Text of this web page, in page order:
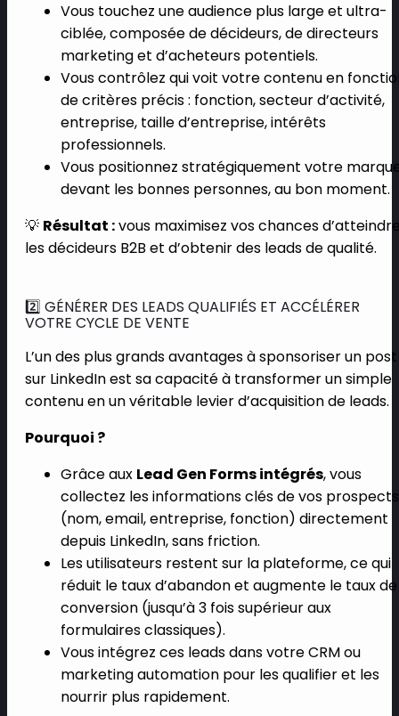
Vous touchez une audience plus large et ultra-
ciblée, composée de décideurs, de directeurs
marketing et d’acheteurs potentiels.
Vous contrôlez qui voit votre contenu en
de critères précis : fonction, secteur d’activité,
entreprise, taille d’entreprise, intérêts
professionnels.
Vous positionnez stratégiquement votre
devant les bonnes personnes, au bon moment.
💡 Résultat :vous maximisez vos chances
les décideurs B2B et d’obtenir des leads de qualité.
2️⃣ GÉNÉRER DES LEADS QUALIFIÉS ET ACCÉLÉRER
VOTRE CYCLE DE VENTE
L’un des plus grands avantages à sponsoriser un post
sur LinkedIn est sa capacité à transformer un simple
contenu en un véritable levier d’acquisition de leads.
Pourquoi ?
Grâce aux Lead Gen Forms intégrés, vous
collectez les informations clés de vos prospects
(nom, email, entreprise, fonction) directement
depuis LinkedIn, sans friction.
Les utilisateurs restent sur la plateforme, ce qui
réduit le taux d’abandon et augmente le taux de
conversion (jusqu’à 3 fois supérieur aux
formulaires classiques).
Vous intégrez ces leads dans votre CRM ou
marketing automation pour les qualifier et les
nourrir plus rapidement.